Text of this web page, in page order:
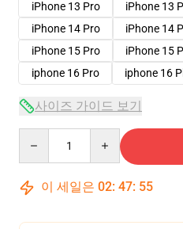
iPhone 13 Pro
iPhone 13
iPhone 14 Pro
iPhone 14
iPhone 15 Pro
iPhone 15
iphone 16 Pro
iphone 16
사이즈 가이드 보기
이 세일은 02: 47: 54